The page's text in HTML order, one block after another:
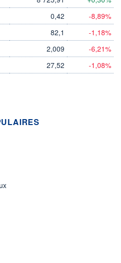
0,000
PER ESTIMÉ
-
DATE
0,42 -8,89%
82,1 -1,18%
2,009 -6,21%
27,52 -1,08%